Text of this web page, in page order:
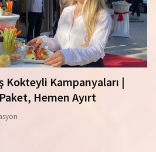
Kokteyli Kampanyaları |
Hemen Ayırt